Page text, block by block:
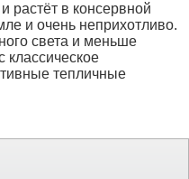
растёт в консервной
и очень неприхотливо.
света и меньше
классическое
тепличные